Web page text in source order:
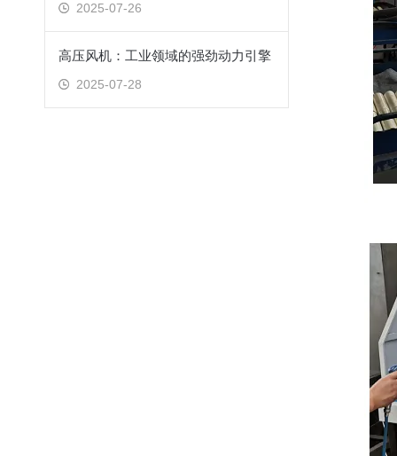
2025-07-26
高压风机：工业领域的强劲动力引擎
2025-07-28